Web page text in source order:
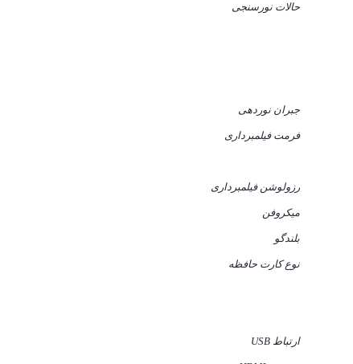
حالات نورسنجی
جبران نوردهی
فرمت فیلمبرداری
رزولوشن فیلمبرداری
میکروفن
بلندگو
نوع کارت حافظه
ارتباط USB